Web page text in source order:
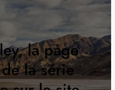
la page
la série